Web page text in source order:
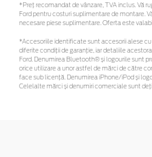
*Preţ recomandat de vânzare, TVA inclus. Vă
Ford pentru costuri suplimentare de montare.
necesare piese suplimentare. Oferta este
*Accesoriile identificate sunt accesorii alese cu
diferite condiții de garanție, iar detaliile
Ford. Denumirea Bluetooth® și logourile sunt
orice utilizare a unor astfel de mărci de către
face sub licență. Denumirea iPhone/iPod și
Celelalte mărci și denumiri comerciale sunt